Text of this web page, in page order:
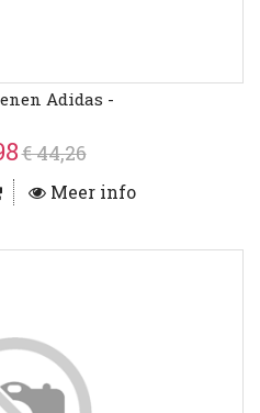
Adidas -
€ 44,26
Meer info